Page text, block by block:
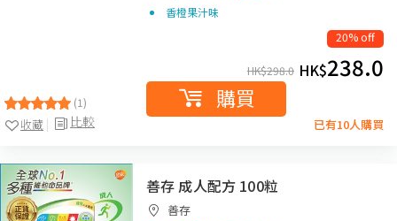
(1)
比較
收藏
香橙果汁味
20% off
HK$298.0 HK$238.0
購買
已有10人購買
善存 成人配方 100粒
善存